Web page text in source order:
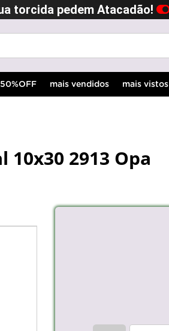
torcida pedem Atacadão!
mais vendidos mais vistos
2913 Opa